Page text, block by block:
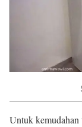
Untuk kemudahan